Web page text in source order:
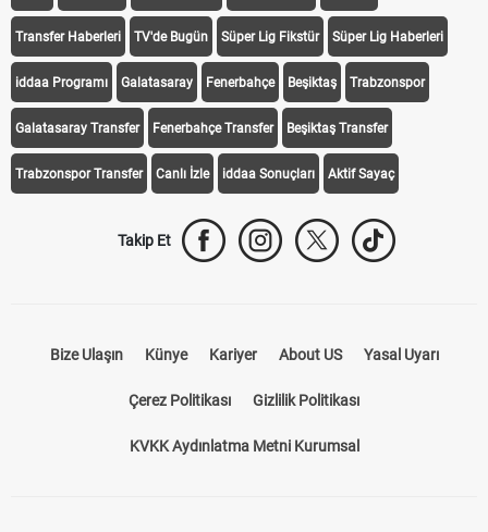
Transfer Haberleri TV'de Bugün Süper Lig Fikstür Süper Lig Haberleri
iddaa Programı Galatasaray Fenerbahçe Beşiktaş Trabzonspor
Galatasaray Transfer Fenerbahçe Transfer Beşiktaş Transfer
Trabzonspor Transfer Canlı İzle iddaa Sonuçları Aktif Sayaç
Takip Et
Bize Ulaşın Künye Kariyer About US Yasal Uyarı
Çerez Politikası Gizlilik Politikası
KVKK Aydınlatma Metni Kurumsal